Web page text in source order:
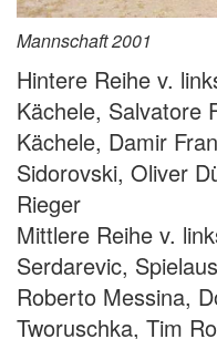
Mannschaft 2001
Hintere Reihe v.
Kächele, Salvatore
Kächele, Damir
Sidorovski, Oliver
Rieger
Mittlere Reihe v.
Serdarevic,
Roberto Messina,
Tworuschka, Tim